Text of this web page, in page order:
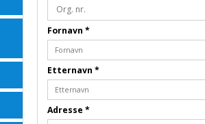
Fornavn *
Etternavn *
Adresse *